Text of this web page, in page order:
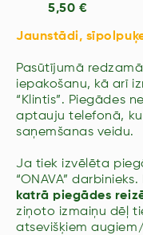
5,50 €
Jaunstādi,
Pasūtījumā
iepakošanu, kā arī
“Klintis”. Piegādes
aptauju telefonā,
saņemšanas veidu.
Ja tiek izvēlēta
“ONAVA” darbinieks.
katrā piegādes
ziņoto izmaiņu dēļ
atsevišķiem